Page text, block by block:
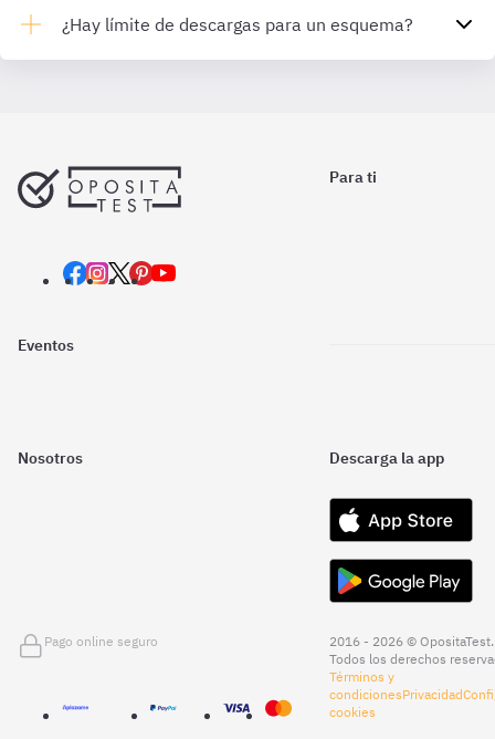
¿Hay límite de descargas para un esquema?
Para ti
Eventos
Nosotros Descarga la app
Pago online seguro
2016 - 2026 © OpositaTest.
Todos los derechos
Términos y
condicionesPrivacidad
cookies